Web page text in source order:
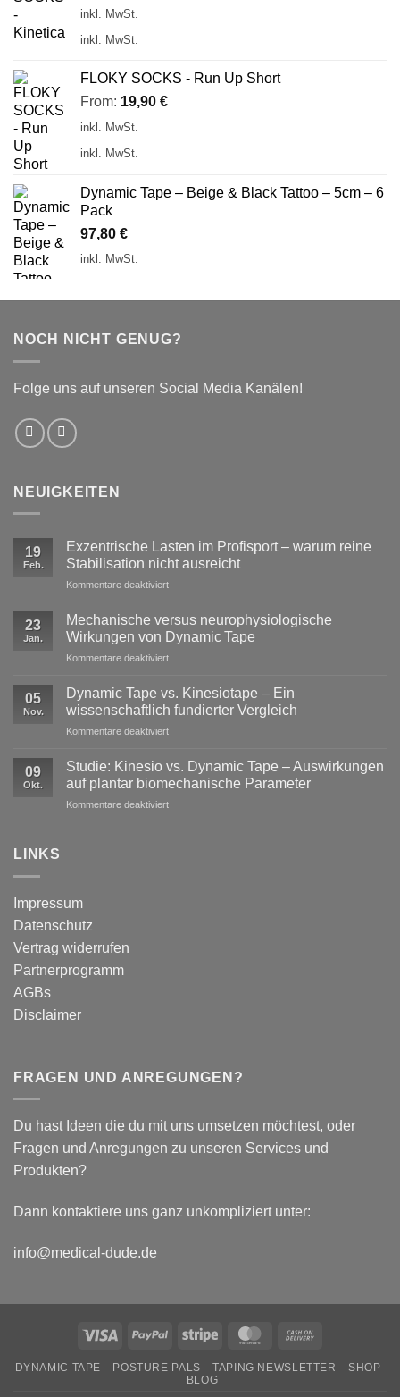
inkl. MwSt.
inkl. MwSt.
FLOKY SOCKS - Run Up Short
From: 19,90 €
inkl. MwSt.
inkl. MwSt.
Dynamic Tape – Beige & Black Tattoo – 5cm – 6
Pack
97,80 €
inkl. MwSt.
NOCH NICHT GENUG?
Folge uns auf unseren Social Media Kanälen!
NEUIGKEITEN
19
Feb.
Exzentrische Lasten im Profisport – warum reine
Stabilisation nicht ausreicht
Kommentare deaktiviertfür
Lasten
im
Profisport
–
reine
Stabilisation
ausreicht
23
Jan.
Mechanische versus neurophysiologische
Wirkungen von Dynamic Tape
Kommentare deaktiviertfür
versus
neurophysiologische
Wirkungen
von
05
Nov.
Dynamic Tape vs. Kinesiotape – Ein
wissenschaftlich fundierter Vergleich
Kommentare deaktiviertfür
Tape
Kinesiotape
–
09
Okt.
Studie: Kinesio vs. Dynamic Tape – Auswirkungen
auf plantar biomechanische Parameter
Kommentare deaktiviertfür
LINKS
Impressum
Datenschutz
Vertrag widerrufen
Partnerprogramm
AGBs
Disclaimer
FRAGEN UND ANREGUNGEN?
Du hast Ideen die du mit uns umsetzen möchtest, oder
Fragen und Anregungen zu unseren Services und
Produkten?
Dann kontaktiere uns ganz unkompliziert unter:
info@medical-dude.de
Visa PayPal Stripe MasterCard
Delivery
DYNAMIC TAPE POSTURE PALS TAPING NEWSLETTER
SHOP
BLOG